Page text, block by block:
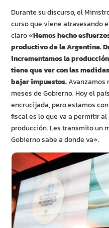
Durante su discurso, el
curso que viene atravesando
claro «Hemos hecho
productivo de la Argentina.
incrementamos la
tiene que ver con las
bajar impuestos.Avanzamos
meses de Gobierno. Hoy el
encrucijada, pero estamos
fiscal es lo que va a permitir
producción. Les transmito un
Gobierno sabe a donde va».